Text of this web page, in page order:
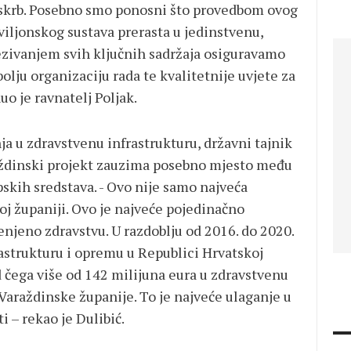
Posebno smo ponosni što provedbom ovog
sustava prerasta u jedinstvenu,
svih ključnih sadržaja osiguravamo
organizaciju rada te kvalitetnije uvjete za
je ravnatelj Poljak.
u zdravstvenu infrastrukturu, državni tajnik
projekt zauzima posebno mjesto među
sredstava. - Ovo nije samo najveća
županiji. Ovo je najveće pojedinačno
zdravstvu. U razdoblju od 2016. do 2020.
i opremu u Republici Hrvatskoj
više od 142 milijuna eura u zdravstvenu
županije. To je najveće ulaganje u
– rekao je Dulibić.